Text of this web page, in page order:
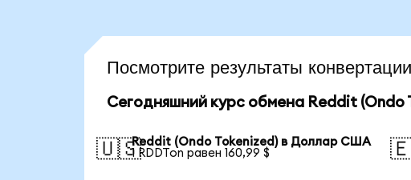
Посмотрите результаты
Сегодняшний курс обмена Reddit (Ondo
🇺🇸Reddit (Ondo Tokenized) в Доллар США
1 RDDTon равен 160,99 $